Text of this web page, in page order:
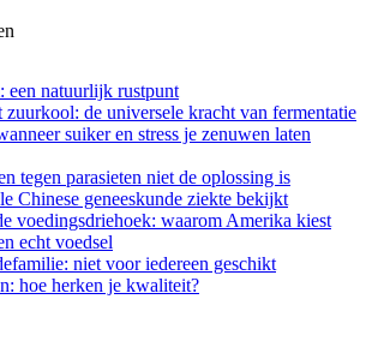
een natuurlijk rustpunt
de universele kracht van fermentatie
suiker en stress je zenuwen laten
tegen parasieten niet de oplossing is
Chinese geneeskunde ziekte bekijkt
voedingsdriehoek: waarom Amerika kiest
echt voedsel
niet voor iedereen geschikt
hoe herken je kwaliteit?